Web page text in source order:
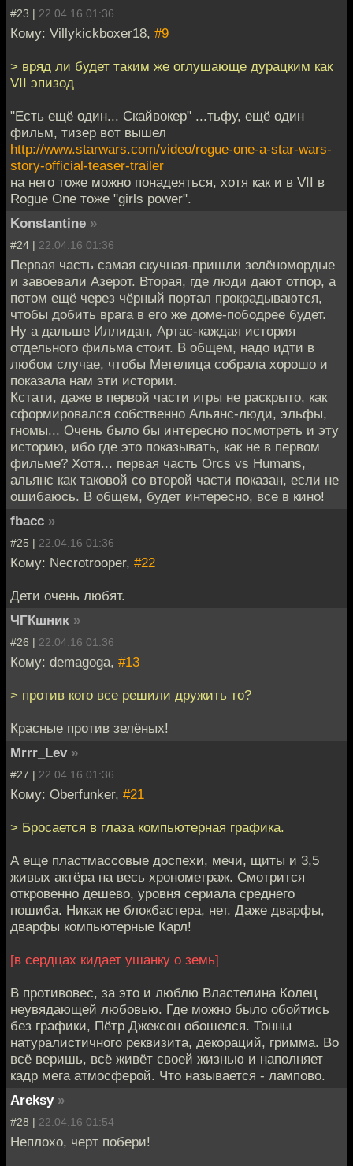
#23 | 22.04.16 01:36
Кому: Villykickboxer18, #9
> вряд ли будет таким же оглушающе дурацким как
VII эпизод
"Есть ещё один... Скайвокер" ...тьфу, ещё один
фильм, тизер вот вышел
http://www.starwars.com/video/rogue-one-a-star-wars-
story-official-teaser-trailer
на него тоже можно понадеяться, хотя как и в VII в
Rogue One тоже "girls power".
Konstantine »
#24 | 22.04.16 01:36
Первая часть самая скучная-пришли зелёномордые
и завоевали Азерот. Вторая, где люди дают отпор, а
потом ещё через чёрный портал прокрадываются,
чтобы добить врага в его же доме-пободрее будет.
Ну а дальше Иллидан, Артас-каждая история
отдельного фильма стоит. В общем, надо идти в
любом случае, чтобы Метелица собрала хорошо и
показала нам эти истории.
Кстати, даже в первой части игры не раскрыто, как
сформировался собственно Альянс-люди, эльфы,
гномы... Очень было бы интересно посмотреть и эту
историю, ибо где это показывать, как не в первом
фильме? Хотя... первая часть Orcs vs Humans,
альянс как таковой со второй части показан, если не
ошибаюсь. В общем, будет интересно, все в кино!
fbacc »
#25 | 22.04.16 01:36
Кому: Necrotrooper, #22
Дети очень любят.
ЧГКшник »
#26 | 22.04.16 01:36
Кому: demagoga, #13
> против кого все решили дружить то?
Красные против зелёных!
Mrrr_Lev »
#27 | 22.04.16 01:36
Кому: Oberfunker, #21
> Бросается в глаза компьютерная графика.
А еще пластмассовые доспехи, мечи, щиты и 3,5
живых актёра на весь хронометраж. Смотрится
откровенно дешево, уровня сериала среднего
пошиба. Никак не блокбастера, нет. Даже дварфы,
дварфы компьютерные Карл!
[в сердцах кидает ушанку о земь]
В противовес, за это и люблю Властелина Колец
неувядающей любовью. Где можно было обойтись
без графики, Пётр Джексон обошелся. Тонны
натуралистичного реквизита, декораций, гримма. Во
всё веришь, всё живёт своей жизнью и наполняет
кадр мега атмосферой. Что называется - лампово.
Areksy »
#28 | 22.04.16 01:54
Неплохо, черт побери!